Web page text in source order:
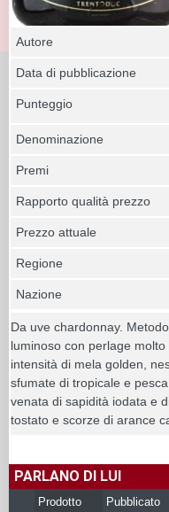
Autore
Data di pubblicazione
Punteggio
Denominazione
Premi
Rapporto qualità prezzo
Prezzo attuale
Regione
Nazione
Da uve chardonnay.
luminoso con perlage
intensità di mela golden,
sfumate di tropicale e
venata di sapidità iodata e
tostato e scorze di arance
PARLANO DI LUI
Prodotto
Pubblicato